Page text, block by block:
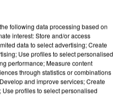
following data processing based on
interest: Store and/or access
data to select advertising; Create
Use profiles to select personalised
performance; Measure content
through statistics or combinations
and improve services; Create
profiles to select personalised